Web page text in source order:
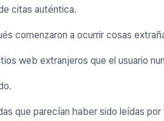
citas auténtica.
comenzaron a ocurrir cosas
web extranjeros que el usuario
que parecían haber sido leídas